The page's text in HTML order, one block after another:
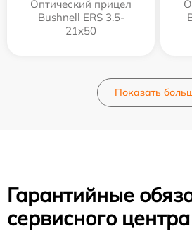
Оптический прицел
Bushnell ERS 3.5-
21x50
Показать
Гарантийные
сервисного